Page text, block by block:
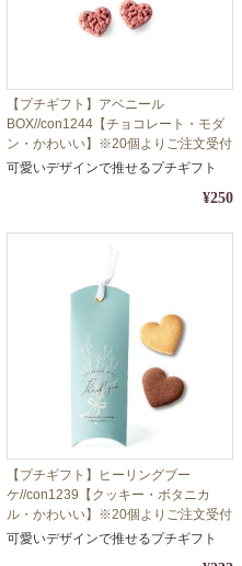
【プチギフト】アベニール
BOX//con1244【チョコレート・モダ
ン・かわいい】※20個よりご注文受付
商品
可愛いデザインで推せるプチギフト
¥250
【プチギフト】ヒーリングブー
ケ//con1239【クッキー・ボタニカ
ル・かわいい】※20個よりご注文受付
商品
可愛いデザインで推せるプチギフト